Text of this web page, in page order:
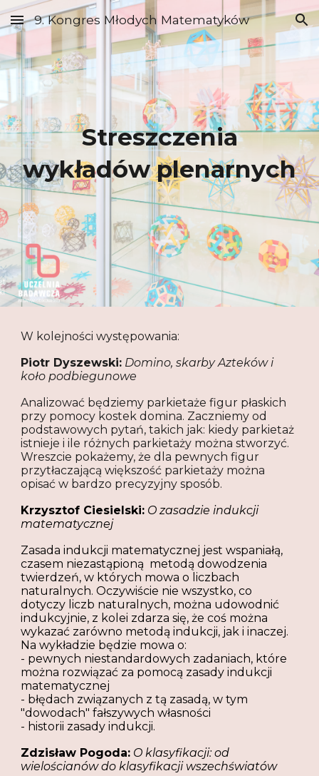
Skip to main content Skip to navigation
9. Kongres Młodych Matematyków
Streszczenia
wykładów plenarnych
W kolejności występowania:
Piotr Dyszewski: Domino, skarby Azteków i
koło podbiegunowe
Analizować będziemy parkietaże figur płaskich
przy pomocy kostek domina. Zaczniemy od
podstawowych pytań, takich jak: kiedy parkietaż
istnieje i ile różnych parkietaży można stworzyć.
Wreszcie pokażemy, że dla pewnych figur
przytłaczającą większość parkietaży można
opisać w bardzo precyzyjny sposób.
Krzysztof Ciesielski: O zasadzie indukcji
matematycznej
Zasada indukcji matematycznej jest wspaniałą,
czasem niezastąpioną metodą dowodzenia
twierdzeń, w których mowa o liczbach
naturalnych. Oczywiście nie wszystko, co
dotyczy liczb naturalnych, można udowodnić
indukcyjnie, z kolei zdarza się, że coś można
wykazać zarówno metodą indukcji, jak i inaczej.
Na wykładzie będzie mowa o:
- pewnych niestandardowych zadaniach, które
można rozwiązać za pomocą zasady indukcji
matematycznej
- błędach związanych z tą zasadą, w tym
"dowodach" fałszywych własności
- historii zasady indukcji.
Zdzisław Pogoda: O klasyfikacji: od
wielościanów do klasyfikacji wszechświatów